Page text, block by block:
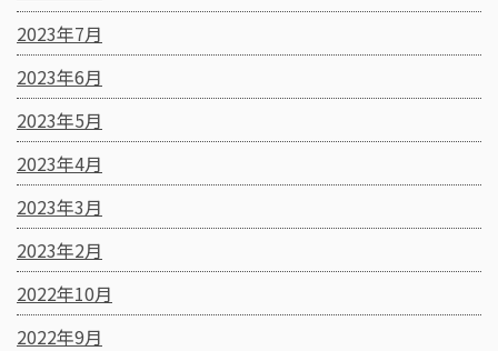
2023年7月
2023年6月
2023年5月
2023年4月
2023年3月
2023年2月
2022年10月
2022年9月